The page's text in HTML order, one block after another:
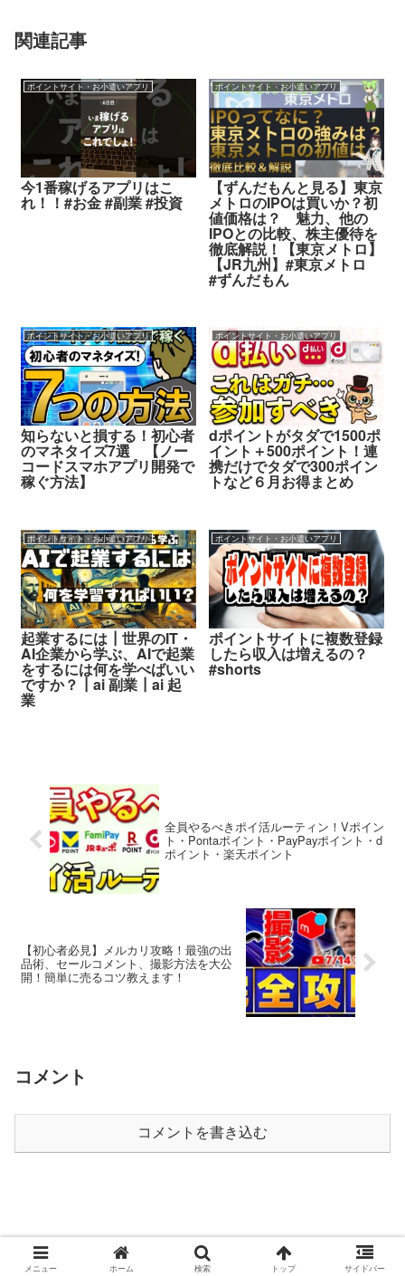
関連記事
ポイントサイト・お小遣いアプリ
今1番稼げるアプリはこ
れ！！#お金 #副業 #投資
ポイントサイト・お小遣いアプリ
【ずんだもんと見る】東京
メトロのIPOは買いか？初
値価格は？ 魅力、他の
IPOとの比較、株主優待を
徹底解説！【東京メトロ】
【JR九州】#東京メトロ
#ずんだもん
ポイントサイト・お小遣いアプリ
知らないと損する！初心者
のマネタイズ7選 【ノー
コードスマホアプリ開発で
稼ぐ方法】
ポイントサイト・お小遣いアプリ
dポイントがタダで1500ポ
イント＋500ポイント！連
携だけでタダで300ポイン
トなど６月お得まとめ
ポイントサイト・お小遣いアプリ
起業するには┃世界のIT・
AI企業から学ぶ、AIで起業
をするには何を学べばいい
ですか？┃ai 副業┃ai 起
業
ポイントサイト・お小遣いアプリ
ポイントサイトに複数登録
したら収入は増えるの？
#shorts
全員やるべきポイ活ルーティン！Vポイン
ト・Pontaポイント・PayPayポイント・d
ポイント・楽天ポイント
【初心者必見】メルカリ攻略！最強の出
品術、セールコメント、撮影方法を大公
開！簡単に売るコツ教えます！
コメント
コメントを書き込む
© 2020 ポイ活攻略動画ブログ.
メニュー ホーム 検索 トップ サイドバー